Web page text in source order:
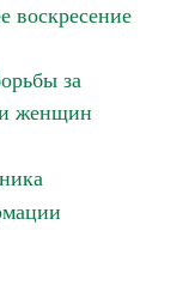
воскресение
за
женщин